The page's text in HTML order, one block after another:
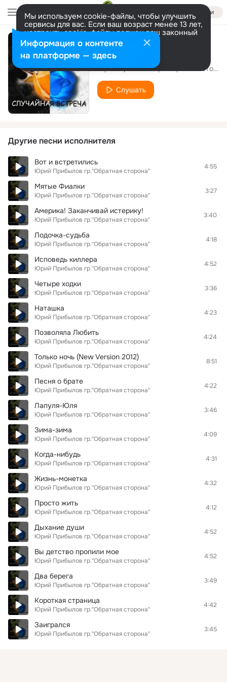
Войти
Мы используем cookie-файлы, чтобы улучшить
сервисы для вас. Если ваш возраст менее 13 лет,
настроить cookie-файлы должен ваш законный
представитель. Больше информации
Разрешить все Настроить
Убегаю
Юрий Прибылов гр."Обратная сторона"
Слушать
Другие песни исполнителя
Вот и встретились
Юрий Прибылов гр."Обратная сторона"
4:55
Мятые Фиалки
Юрий Прибылов гр."Обратная сторона"
3:27
Америка! Заканчивай истерику!
Юрий Прибылов гр."Обратная сторона"
3:40
Лодочка-судьба
Юрий Прибылов гр."Обратная сторона"
4:18
Исповедь киллера
Юрий Прибылов гр."Обратная сторона"
4:52
Четыре ходки
Юрий Прибылов гр."Обратная сторона"
3:36
Наташка
Юрий Прибылов гр."Обратная сторона"
4:23
Позволяла Любить
Юрий Прибылов гр."Обратная сторона"
4:24
Только ночь (New Version 2012)
Юрий Прибылов гр."Обратная сторона"
8:51
Песня о брате
Юрий Прибылов гр."Обратная сторона"
4:22
Лапуля-Юля
Юрий Прибылов гр."Обратная сторона"
3:46
Зима-зима
Юрий Прибылов гр."Обратная сторона"
4:09
Когда-нибудь
Юрий Прибылов гр."Обратная сторона"
4:31
Жизнь-монетка
Юрий Прибылов гр."Обратная сторона"
4:32
Просто жить
Юрий Прибылов гр."Обратная сторона"
4:12
Дыхание души
Юрий Прибылов гр."Обратная сторона"
4:52
Вы детство пропили мое
Юрий Прибылов гр."Обратная сторона"
4:52
Два берега
Юрий Прибылов гр."Обратная сторона"
3:49
Короткая страница
Юрий Прибылов гр."Обратная сторона"
4:42
Заигрался
Юрий Прибылов гр."Обратная сторона"
3:45
Информация о контенте
на платформе — здесь